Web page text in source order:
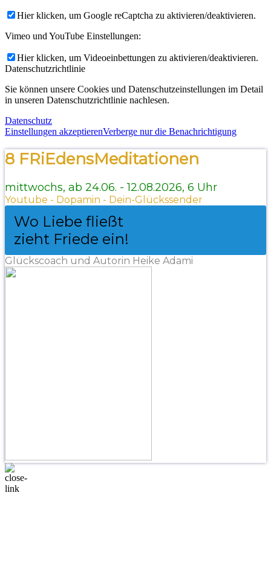
Hier klicken, um Google reCaptcha zu aktivieren/deaktivieren.
Vimeo und YouTube Einstellungen:
Hier klicken, um Videoeinbettungen zu aktivieren/deaktivieren.
Datenschutzrichtlinie
Sie können unsere Cookies und Datenschutzeinstellungen im Detail
in unseren Datenschutzrichtlinie nachlesen.
Datenschutz
Einstellungen akzeptierenVerberge nur die Benachrichtigung
8 FRiEdensMeditationen
mittwochs, ab 24.06. - 12.08.2026, 6 Uhr
Youtube - Dopamin - Dein-Glückssender
Wo Liebe fließt
zieht Friede ein!
Glückscoach und Autorin Heike Adami